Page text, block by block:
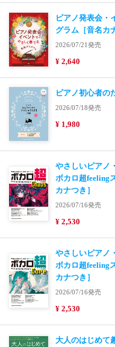
ピアノ発表会・
グラム［音名カ
2026/07/21発売
¥ 2,640
ピアノ初心者の
2026/07/18発売
¥ 1,980
やさしいピアノ
ボカロ超feeling
カナつき］
2026/07/16発売
¥ 2,530
やさしいピアノ
ボカロ超feeling
カナつき］
2026/07/16発売
¥ 2,530
大人のはじめて